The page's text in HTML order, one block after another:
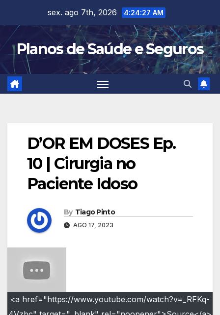
content
sex. ago 7th, 2026 4:24:27 AM
Planos de Saúde e Seguros
D’OR EM DOSES Ep.
10 | Cirurgia no
Paciente Idoso
By Tiago Pinto
AGO 17, 2023
<a href="https://www.youtube.com/watch?v=_RFKq-